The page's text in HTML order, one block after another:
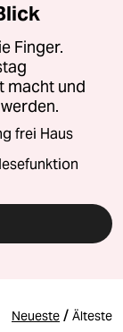
Finger.
macht und
frei Haus
Neueste / Älteste